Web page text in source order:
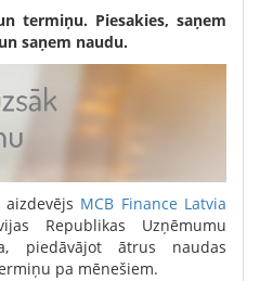
termiņu. Piesakies, saņem
saņem naudu.
MCB Finance Latvia
Republikas Uzņēmumu
piedāvājot ātrus naudas
pa mēnešiem.